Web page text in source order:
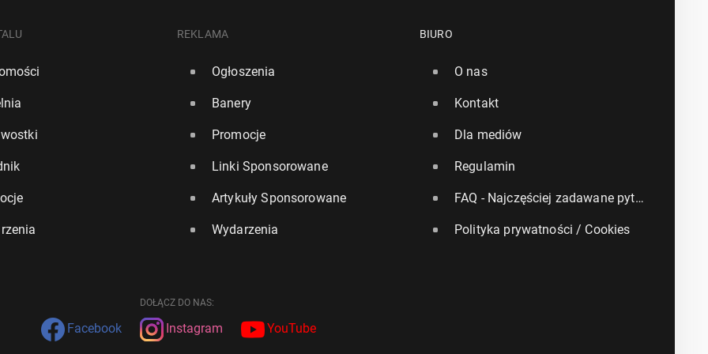
REKLAMA
Ogłoszenia
Banery
Promocje
Linki Sponsorowane
Artykuły Sponsorowane
Wydarzenia
BIURO
O nas
Kontakt
Dla mediów
Regulamin
FAQ - Najczęściej zadawane pytania
Polityka prywatności / Cookies
DOŁĄCZ DO NAS:
Facebook Instagram YouTube